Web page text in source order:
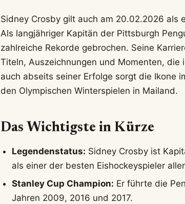
Sidney Crosby gilt auch am 20.02.2026 als
Als langjähriger Kapitän der Pittsburgh
zahlreiche Rekorde gebrochen. Seine
Titeln, Auszeichnungen und Momenten,
auch abseits seiner Erfolge sorgt die Ikone
den Olympischen Winterspielen in Mailand.
Das Wichtigste in Kürze
Legendenstatus: Sidney Crosby ist
als einer der besten Eishockeyspieler
Stanley Cup Champion: Er führte die
Jahren 2009, 2016 und 2017.